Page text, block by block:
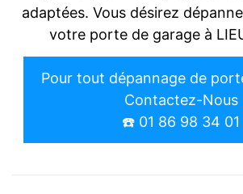
adaptées. Vous désirez
votre porte de garage à
Pour tout dépannage de
Contactez-Nous
☎️ 01 86 98 34 01